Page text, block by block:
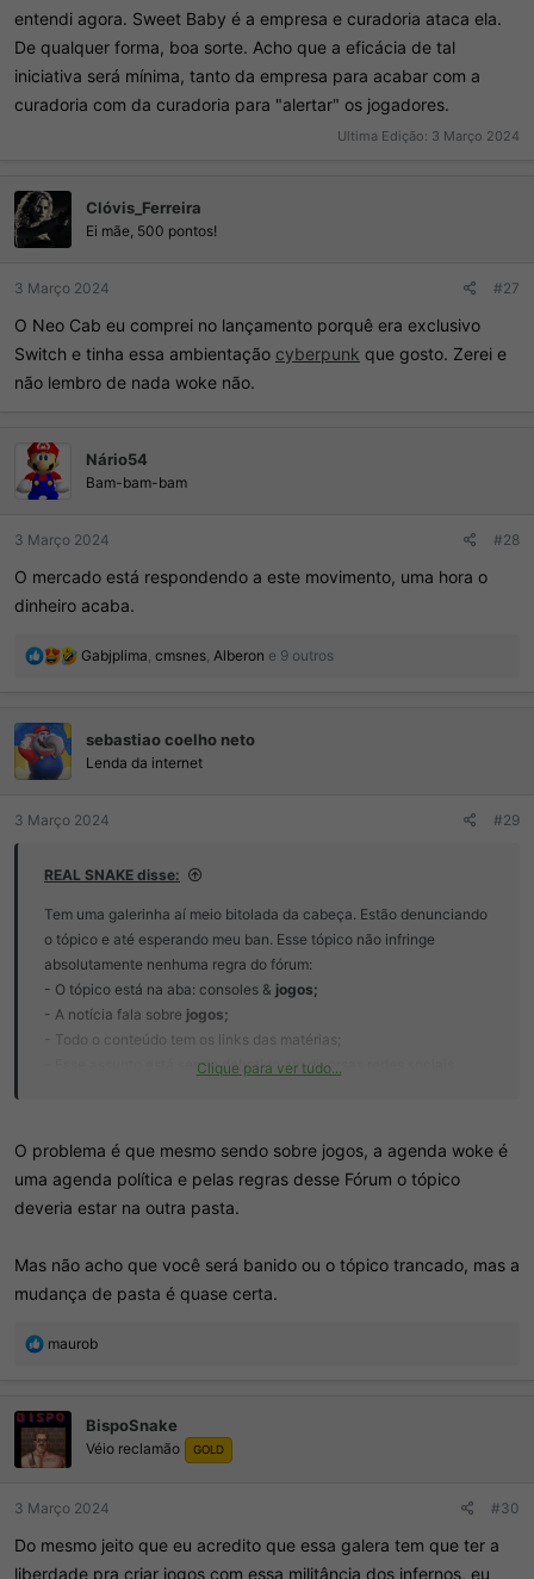
entendi agora. Sweet Baby é a empresa e curadoria ataca ela.
De qualquer forma, boa sorte. Acho que a eficácia de tal
iniciativa será mínima, tanto da empresa para acabar com a
curadoria com da curadoria para "alertar" os jogadores.
Ultima Edição: 3 Março 2024
Clóvis_Ferreira
Ei mãe, 500 pontos!
3 Março 2024 #27
O Neo Cab eu comprei no lançamento porquê era exclusivo
Switch e tinha essa ambientação cyberpunk que gosto. Zerei e
não lembro de nada woke não.
Nário54
Bam-bam-bam
3 Março 2024 #28
O mercado está respondendo a este movimento, uma hora o
dinheiro acaba.
R
õ
e
Gabjplima cmsnes Alberon e 9 outros
sebastiao coelho neto
Lenda da internet
3 Março 2024 #29
REAL SNAKE disse:
Tem uma galerinha aí meio bitolada da cabeça. Estão denunciando
o tópico e até esperando meu ban. Esse tópico não infringe
absolutamente nenhuma regra do fórum:
- O tópico está na aba: consoles & jogos;
- A notícia fala sobre jogos;
- Todo o conteúdo tem os links das matérias;
- Esse assunto está sendo debatido em diversas redes sociais
Clique para ver tudo...
O problema é que mesmo sendo sobre jogos, a agenda woke é
uma agenda política e pelas regras desse Fórum o tópico
deveria estar na outra pasta.
Mas não acho que você será banido ou o tópico trancado, mas a
mudança de pasta é quase certa.
R
õ
e
s
maurob
BispoSnake
Véio reclamão GOLD
3 Março 2024 #30
Do mesmo jeito que eu acredito que essa galera tem que ter a
liberdade pra criar jogos com essa militância dos infernos, eu